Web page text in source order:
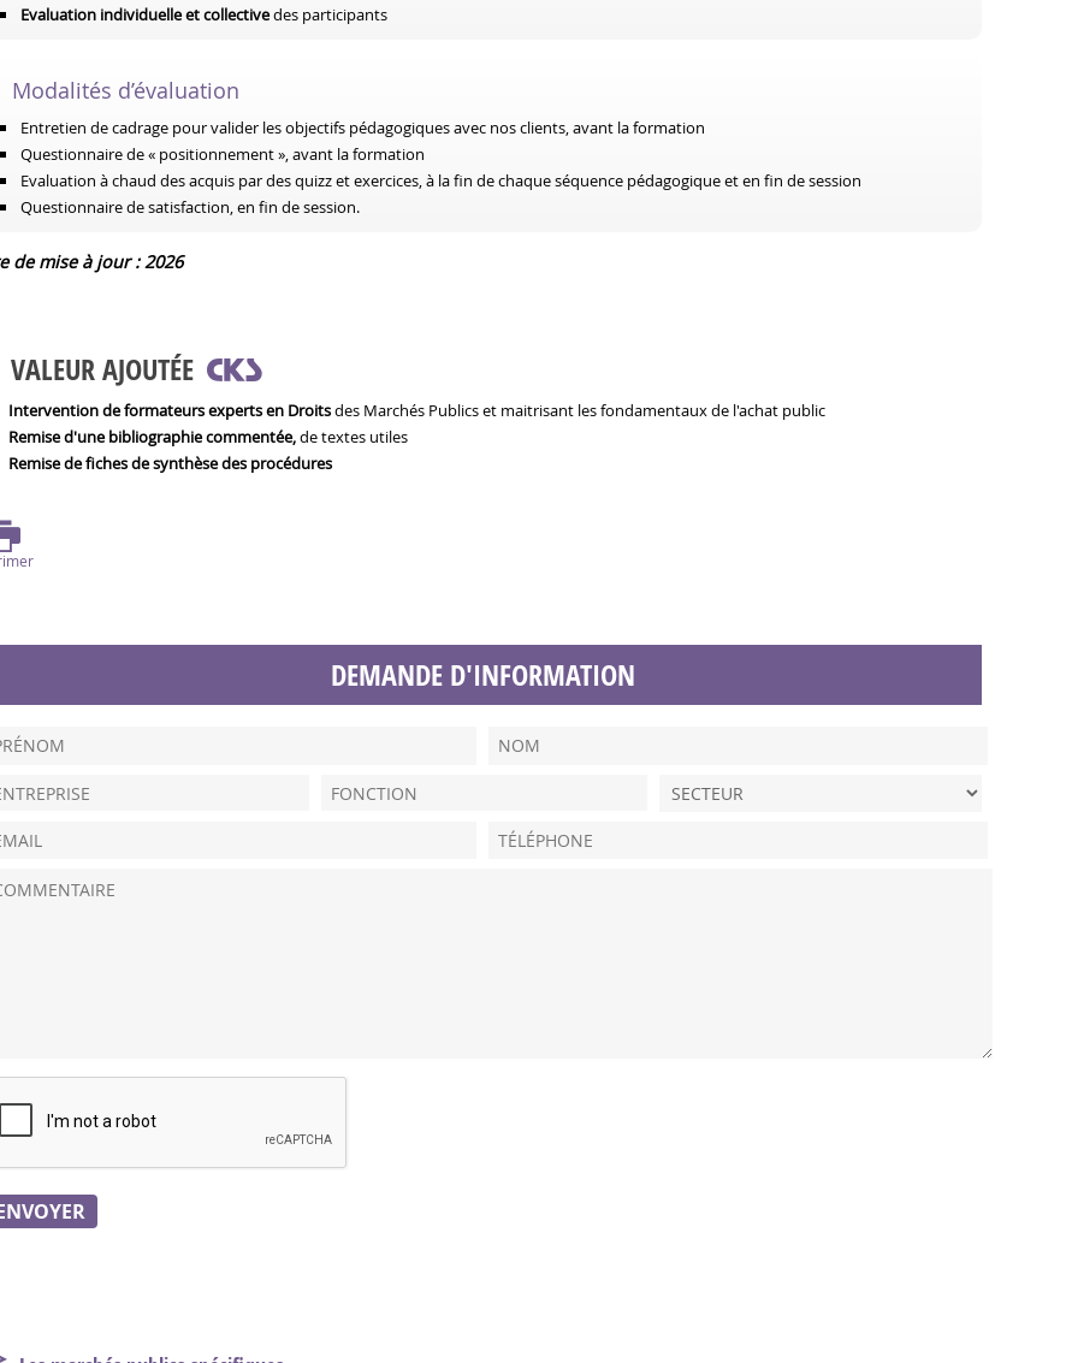
Evaluation individuelle et collectivedes participants
Modalités d’évaluation
Entretien de cadrage pour valider les objectifs pédagogiques avec nos clients, avant la formation
Questionnaire de « positionnement », avant la formation
Evaluation à chaud des acquis par des quizz et exercices, à la fin de chaque séquence pédagogique et en fin de session
Questionnaire de satisfaction, en fin de session.
de mise à jour : 2026
VALEUR AJOUTÉE
Intervention de formateurs experts en Droitsdes Marchés Publics et maitrisant les fondamentaux de l'achat public
Remise d'une bibliographie commentée,de textes utiles
Remise de fiches de synthèse des procédures
DEMANDE D'INFORMATION